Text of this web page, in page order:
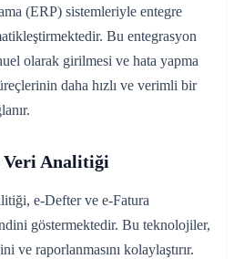
(ERP) sistemleriyle entegre
Bu entegrasyon
olarak girilmesi ve hata yapma
daha hızlı ve verimli bir
Veri Analitiği
e-Defter ve e-Fatura
göstermektedir. Bu teknolojiler,
ve raporlanmasını kolaylaştırır.